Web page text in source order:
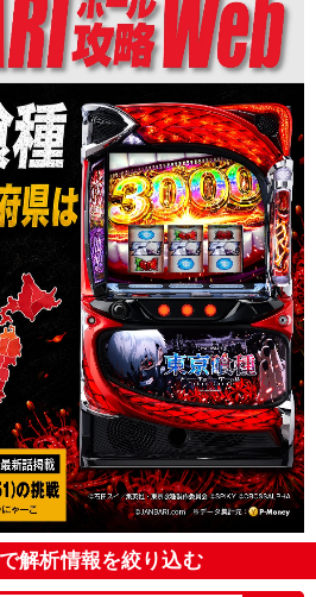
解析情報を絞り込む